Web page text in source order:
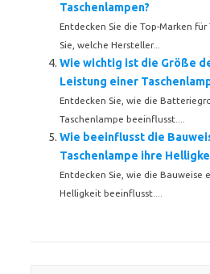
Taschenlampen?
Entdecken Sie die Top-Marken
Sie, welche Hersteller...
Wie wichtig ist die Größe
Leistung einer
Entdecken Sie, wie die
Taschenlampe beeinflusst....
Wie beeinflusst die
Taschenlampe ihre
Entdecken Sie, wie die Bauweise
Helligkeit beeinflusst....